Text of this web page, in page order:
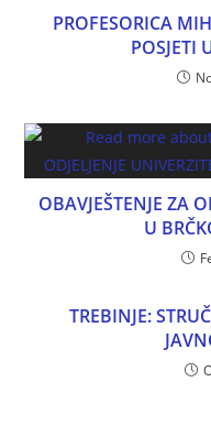
PROFESORICA
POSJETI
OBAVJEŠTENJE ZA
U
TREBINJE: